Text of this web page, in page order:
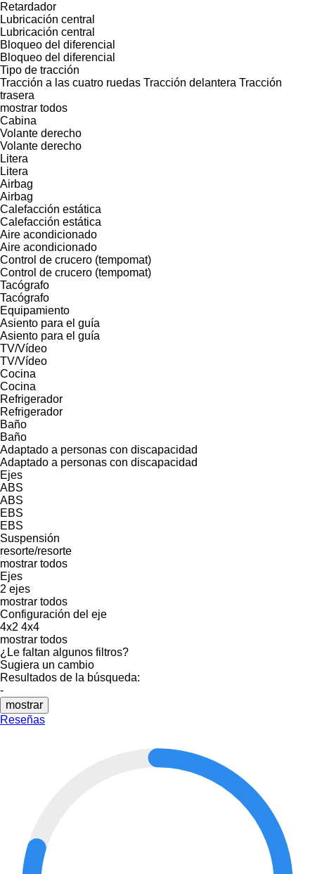
Retardador
Lubricación central
Lubricación central
Bloqueo del diferencial
Bloqueo del diferencial
Tipo de tracción
Tracción a las cuatro ruedas Tracción delantera Tracción
trasera
mostrar todos
Cabina
Volante derecho
Volante derecho
Litera
Litera
Airbag
Airbag
Calefacción estática
Calefacción estática
Aire acondicionado
Aire acondicionado
Control de crucero (tempomat)
Control de crucero (tempomat)
Tacógrafo
Tacógrafo
Equipamiento
Asiento para el guía
Asiento para el guía
TV/Vídeo
TV/Vídeo
Cocina
Cocina
Refrigerador
Refrigerador
Baño
Baño
Adaptado a personas con discapacidad
Adaptado a personas con discapacidad
Ejes
ABS
ABS
EBS
EBS
Suspensión
resorte/resorte
mostrar todos
Ejes
2 ejes
mostrar todos
Configuración del eje
4x2 4x4
mostrar todos
¿Le faltan algunos filtros?
Sugiera un cambio
Resultados de la búsqueda:
-
mostrar
Reseñas